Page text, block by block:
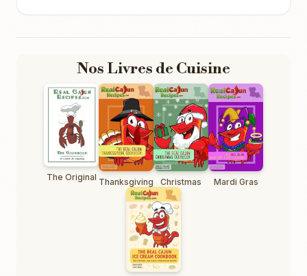
Nos Livres de Cuisine
The Original Thanksgiving Christmas Mardi Gras